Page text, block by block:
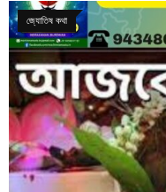
জ্যোতিষ কথা